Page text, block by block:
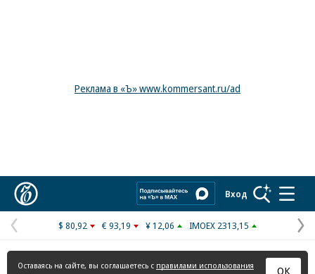
Реклама в «Ъ» www.kommersant.ru/ad
Вход
Предыдущая
страница
$ 80,92 € 93,19 ¥ 12,06 IMOEX 2313,15
Оставаясь на сайте, вы соглашаетесь с правилами использования
ОК